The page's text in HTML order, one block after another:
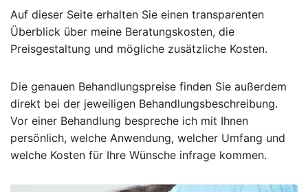
Auf dieser Seite erhalten Sie einen transparenten
Überblick über meine Beratungskosten, die
Preisgestaltung und mögliche zusätzliche Kosten.
Die genauen Behandlungspreise finden Sie außerdem
direkt bei der jeweiligen Behandlungsbeschreibung.
Vor einer Behandlung bespreche ich mit Ihnen
persönlich, welche Anwendung, welcher Umfang und
welche Kosten für Ihre Wünsche infrage kommen.